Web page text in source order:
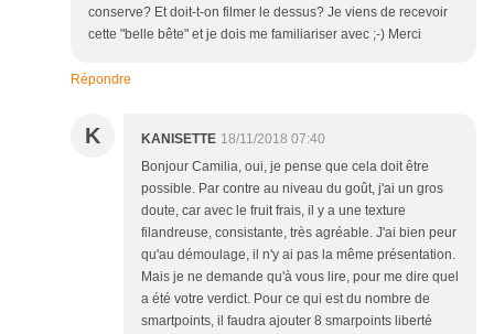
conserve? Et doit-t-on filmer le dessus? Je viens de recevoir
cette "belle bête" et je dois me familiariser avec ;-) Merci
Répondre
K KANISETTE 18/11/2018 07:40
Bonjour Camilia, oui, je pense que cela doit être
possible. Par contre au niveau du goût, j'ai un gros
doute, car avec le fruit frais, il y a une texture
filandreuse, consistante, très agréable. J'ai bien peur
qu'au démoulage, il n'y ai pas la même présentation.
Mais je ne demande qu'à vous lire, pour me dire quel
a été votre verdict. Pour ce qui est du nombre de
smartpoints, il faudra ajouter 8 smarpoints liberté